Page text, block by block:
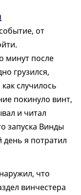
от
минут после
грузился,
случилось
покинуло винт,
и читал
запуска Винды
день я потратил
что
винчестера